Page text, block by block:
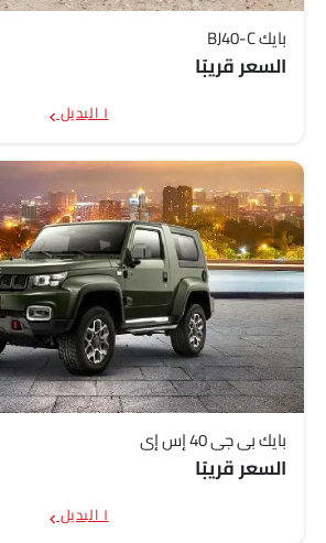
بايك BJ40-C
السعر قريبًا
١ البديل
بايك بي جي 40 إس إي
السعر قريبًا
١ البديل